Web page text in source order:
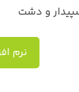
و دشت
نرم